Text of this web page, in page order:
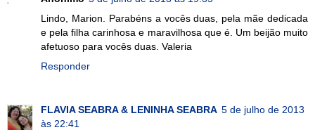
Lindo, Marion. Parabéns a vocês duas, pela mãe dedicada
e pela filha carinhosa e maravilhosa que é. Um beijão muito
afetuoso para vocês duas. Valeria
Responder
FLAVIA SEABRA & LENINHA SEABRA 5 de julho de 2013
às 22:41